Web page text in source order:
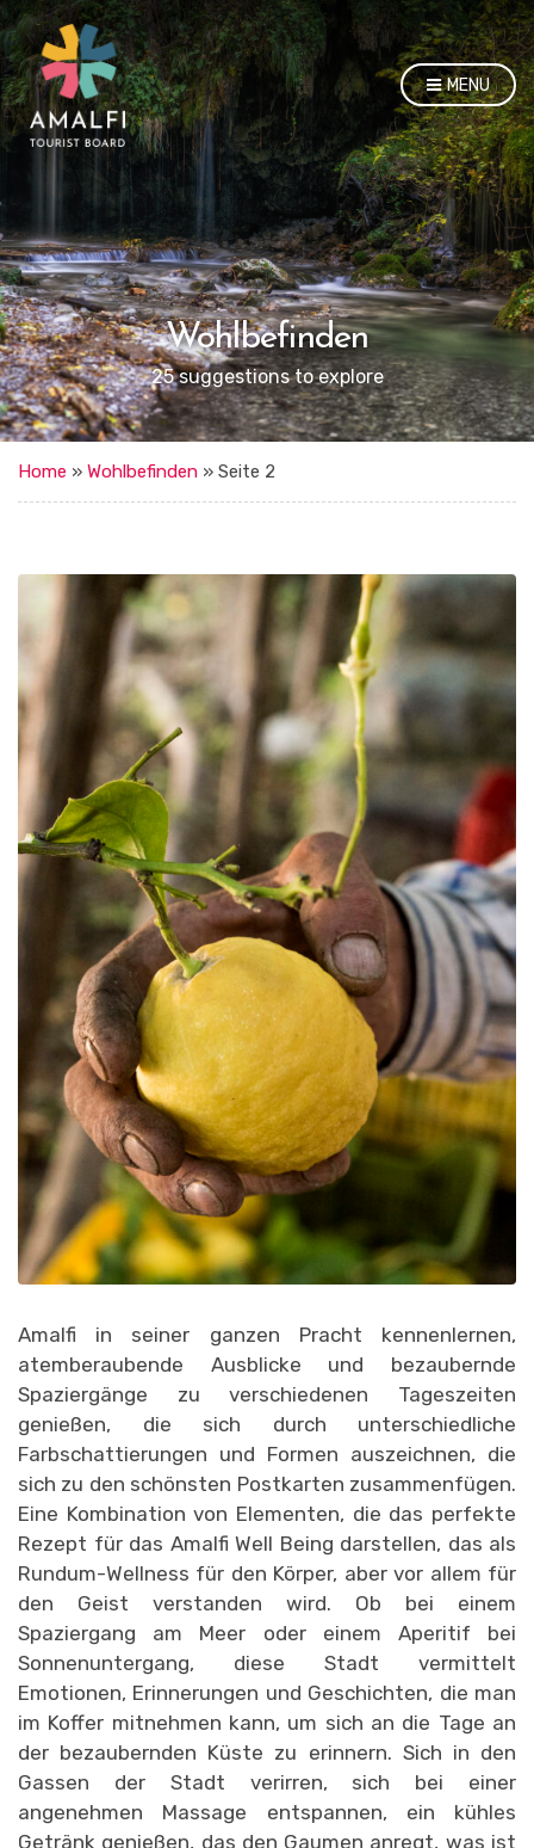
MENU
Wohlbefinden
25 suggestions to explore
Home » Wohlbefinden » Seite 2
Amalfi in seiner ganzen Pracht kennenlernen,
atemberaubende Ausblicke und bezaubernde
Spaziergänge zu verschiedenen Tageszeiten
genießen, die sich durch unterschiedliche
Farbschattierungen und Formen auszeichnen, die
sich zu den schönsten Postkarten zusammenfügen.
Eine Kombination von Elementen, die das perfekte
Rezept für das Amalfi Well Being darstellen, das als
Rundum-Wellness für den Körper, aber vor allem für
den Geist verstanden wird. Ob bei einem
Spaziergang am Meer oder einem Aperitif bei
Sonnenuntergang, diese Stadt vermittelt
Emotionen, Erinnerungen und Geschichten, die man
im Koffer mitnehmen kann, um sich an die Tage an
der bezaubernden Küste zu erinnern. Sich in den
Gassen der Stadt verirren, sich bei einer
angenehmen Massage entspannen, ein kühles
Getränk genießen, das den Gaumen anregt, was ist